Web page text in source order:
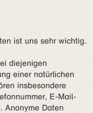
ist uns sehr wichtig.
diejenigen
einer natürlichen
insbesondere
E-Mail-
Anonyme Daten